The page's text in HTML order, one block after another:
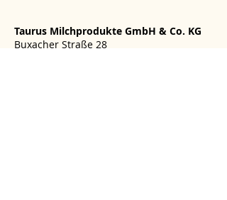
Taurus Milchprodukte GmbH & Co. KG
Buxacher Straße 28